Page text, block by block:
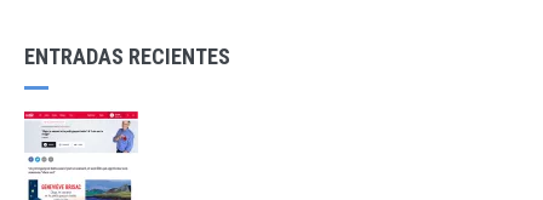
ENTRADAS RECIENTES